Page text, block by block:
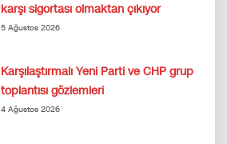
karşı sigortası olmaktan çıkıyor
5 Ağustos 2026
Karşılaştırmalı Yeni Parti ve CHP grup
toplantısı gözlemleri
4 Ağustos 2026